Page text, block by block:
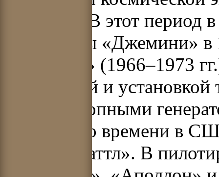
до 2002 г. В этот
программы «Джемини» в
«Аполлон» (1966–1973
экспедиций и
радиоизотопными
настоящего времени в
«Спейс Шаттл». В